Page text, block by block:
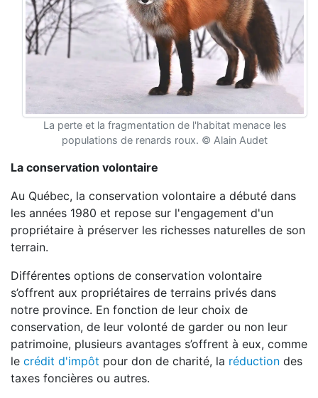
La perte et la fragmentation de l'habitat menace les
populations de renards roux. © Alain Audet
La conservation volontaire
Au Québec, la conservation volontaire a débuté dans
les années 1980 et repose sur l'engagement d'un
propriétaire à préserver les richesses naturelles de son
terrain.
Différentes options de conservation volontaire
s’offrent aux propriétaires de terrains privés dans
notre province. En fonction de leur choix de
conservation, de leur volonté de garder ou non leur
patrimoine, plusieurs avantages s’offrent à eux, comme
le crédit d'impôt pour don de charité, la réduction des
taxes foncières ou autres.